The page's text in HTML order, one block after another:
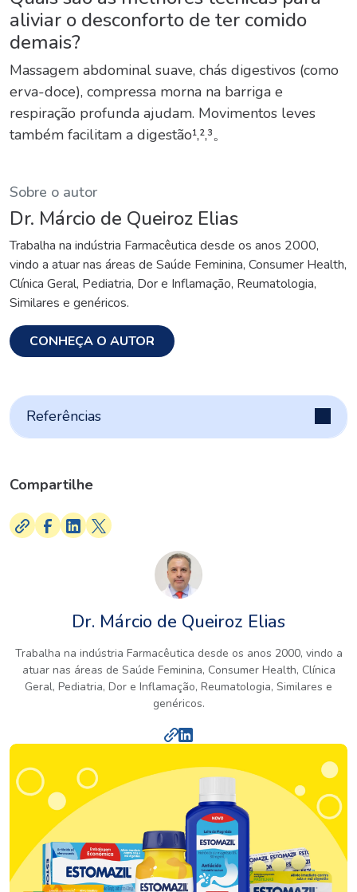
aliviar o desconforto de ter comido
demais?
Massagem abdominal suave, chás digestivos (como
erva-doce), compressa morna na barriga e
respiração profunda ajudam. Movimentos leves
também facilitam a digestão¹,²,³。
Sobre o autor
Dr. Márcio de Queiroz Elias
Trabalha na indústria Farmacêutica desde os anos 2000,
vindo a atuar nas áreas de Saúde Feminina, Consumer Health,
Clínica Geral, Pediatria, Dor e Inflamação, Reumatologia,
Similares e genéricos.
CONHEÇA O AUTOR
Referências
Compartilhe
Dr. Márcio de Queiroz Elias
Trabalha na indústria Farmacêutica desde os anos 2000, vindo a
atuar nas áreas de Saúde Feminina, Consumer Health, Clínica
Geral, Pediatria, Dor e Inflamação, Reumatologia, Similares e
genéricos.